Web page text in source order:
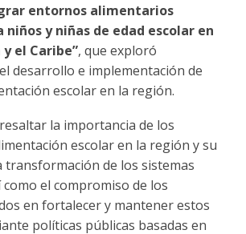
entornos alimentarios
niños y niñas de edad escolar en
el Caribe”, que exploró
desarrollo e implementación de
escolar en la región.
la importancia de los
escolar en la región y su
de los sistemas
el compromiso de los
en fortalecer y mantener estos
políticas públicas basadas en